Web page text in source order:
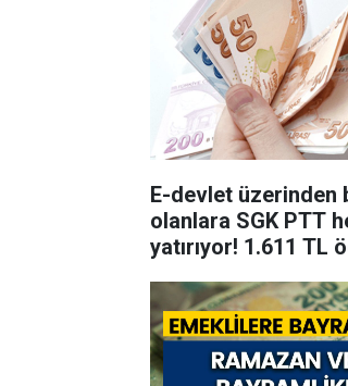
E-devlet üzerinden
olanlara SGK PTT
yatırıyor! 1.611 TL